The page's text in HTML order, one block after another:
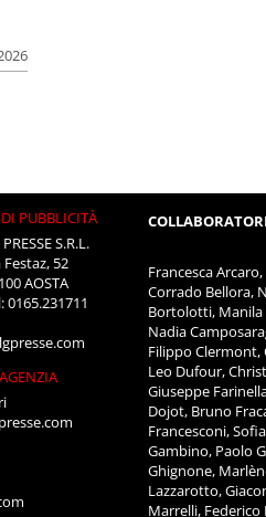
PUBBLICITÀ
S.R.L.
Festaz, 52
AOSTA
0165.231711
Francesca
Corrado Bellora,
Bortolotti, Manila
Nadia
Filippo Clermont,
Leo Dufour,
Giuseppe
Dojot, Bruno
Francesconi,
Gambino, Paolo
Ghignone,
Lazzarotto,
Marrelli, Federico